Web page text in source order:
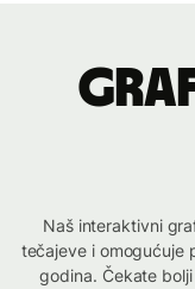
Naš interaktivni
tečajeve i omogućuje
godina. Čekate